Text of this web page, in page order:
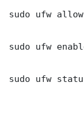
sudo ufw
sudo ufw
sudo ufw